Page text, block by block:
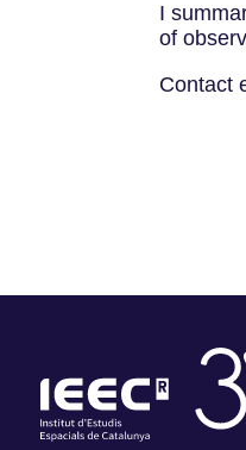
I
of
Contact